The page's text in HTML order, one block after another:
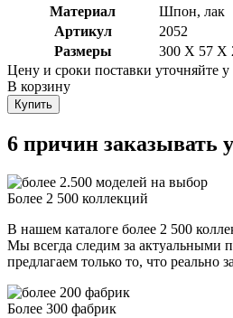
Материал
Шпон, лак
Артикул
2052
Размеры
300 X 57 X
Цену и сроки поставки уточняйте
В корзину
Купить
6 причин заказывать
Более 2 500 коллекций
В нашем каталоге более 2 500
Мы всегда следим за актуальными
предлагаем только то, что реально
Более 300 фабрик